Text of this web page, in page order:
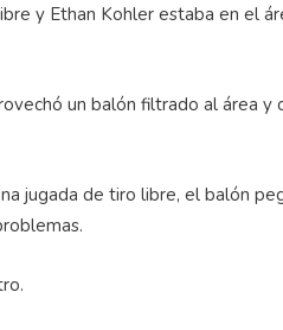
y Ethan Kohler estaba en el
un balón filtrado al área
jugada de tiro libre, el balón